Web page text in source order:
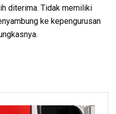
diterima. Tidak memiliki
ke kepengurusan